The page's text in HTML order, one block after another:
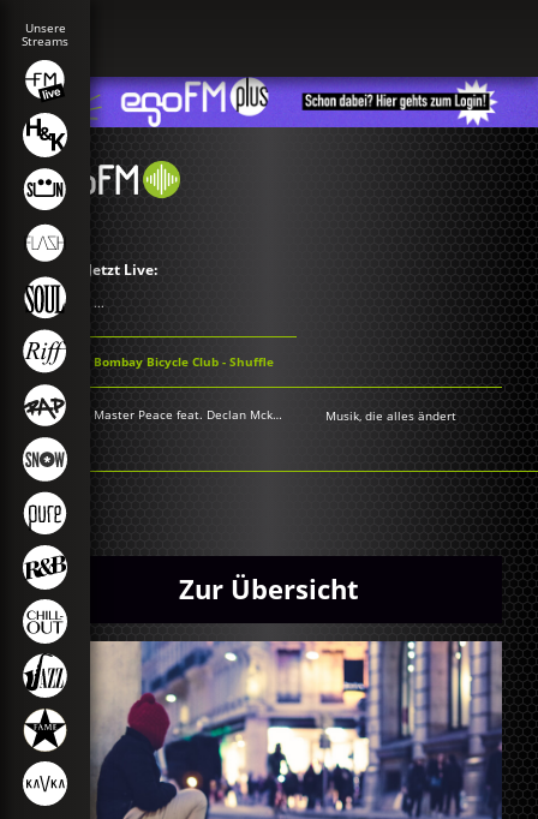
Jetzt Live:
...
Bombay Bicycle Club - Shuffle
Master Peace feat. Declan Mckenna - Fuck It Up Musik, die alles ändert
Zur Übersicht